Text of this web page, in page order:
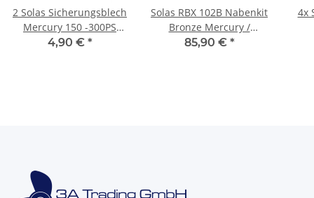
2 Solas Sicherungsblech
Mercury 150 -300PS
Alpha One Bravo 1
4,90 € *
Solas RBX 102B Nabenkit
Bronze Mercury /
Mercruiser 70-300 PS
85,90 € *
4x